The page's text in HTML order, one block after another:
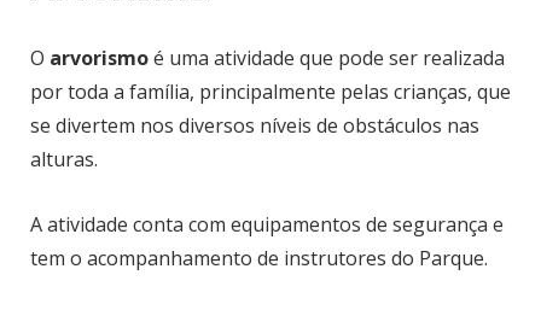
O arvorismoé uma atividade que pode ser realizada
por toda a família, principalmente pelas crianças, que
se divertem nos diversos níveis de obstáculos nas
alturas.
A atividade conta com equipamentos de segurança e
tem o acompanhamento de instrutores do Parque.